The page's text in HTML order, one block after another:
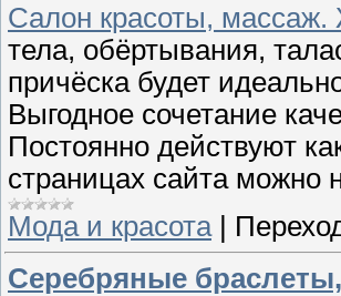
Салон красоты,
тела, обёртывания,
причёска будет
Выгодное сочетание
Постоянно действуют
страницах сайта можно
Мода и красота|
Серебряные